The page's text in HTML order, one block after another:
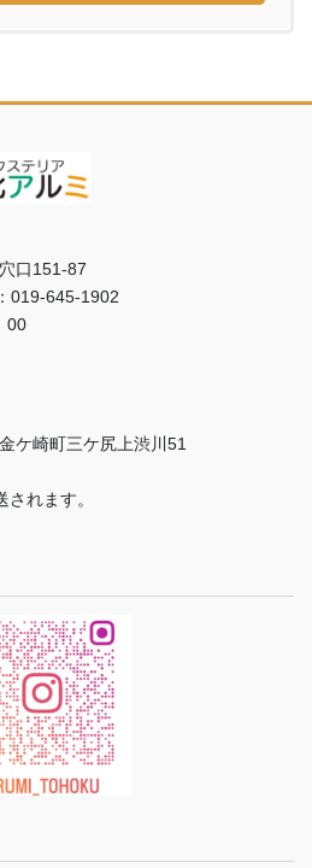
口151-87
019-645-1902
00
ケ崎町三ケ尻上渋川51
れます。